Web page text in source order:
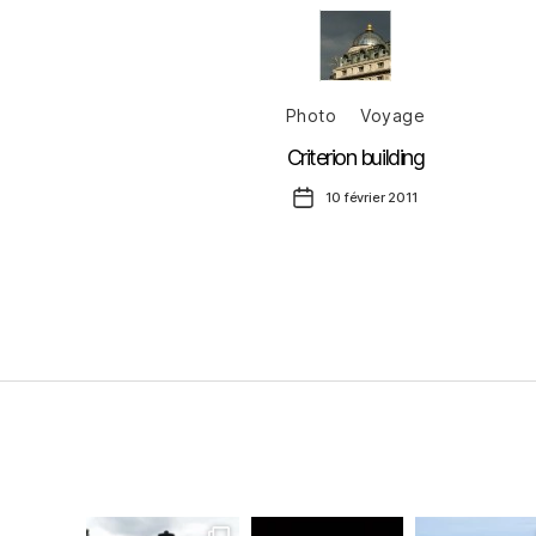
Catégories
Photo Voyage
Criterion building
Date
de
10 février 2011